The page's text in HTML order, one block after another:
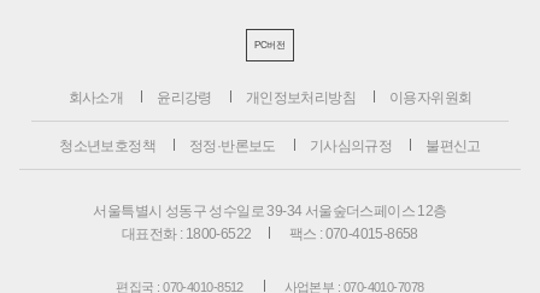
PC버전
회사소개 윤리강령 개인정보처리방침 이용자위원회
청소년보호정책 정정·반론보도 기사심의규정 불편신고
서울특별시 성동구 성수일로 39-34 서울숲더스페이스 12층
대표전화 : 1800-6522
팩스 : 070-4015-8658
편집국 : 070-4010-8512 사업본부 : 070-4010-7078